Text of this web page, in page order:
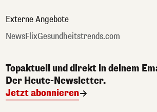
Externe Angebote
NewsFlixGesundheitstrends.com
Topaktuell und direkt in deinem
Der Heute-Newsletter.
Jetzt abonnieren